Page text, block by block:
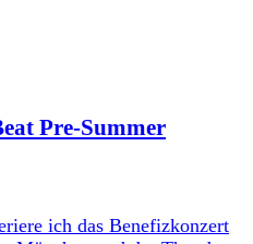
Pre-Summer